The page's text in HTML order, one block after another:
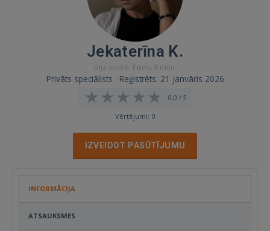
Jekaterīna K.
Bija vietnē: Pirms 6 mēn.
Privāts speciālists · Reģistrēts: 21 janvāris 2026
0,0 / 5
Vērtējumi: 0
IZVEIDOT PASŪTĪJUMU
INFORMĀCIJA
ATSAUKSMES